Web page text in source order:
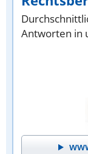
Antworten in